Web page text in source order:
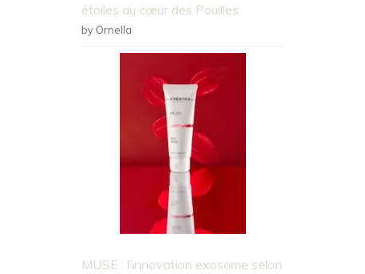
étoiles au cœur des Pouilles
by Ornella
MUSE : l’innovation exosome selon